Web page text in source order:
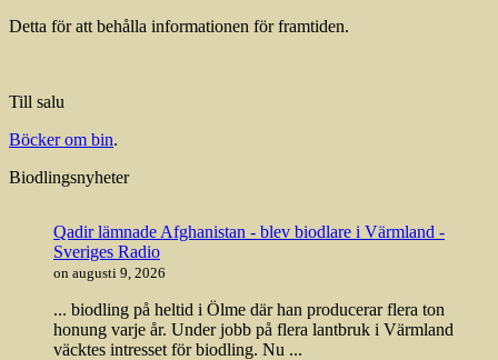
Detta för att behålla informationen för framtiden.
Till salu
Böcker om bin.
Biodlingsnyheter
Qadir lämnade Afghanistan - blev biodlare i Värmland -
Sveriges Radio
on augusti 9, 2026
... biodling på heltid i Ölme där han producerar flera ton
honung varje år. Under jobb på flera lantbruk i Värmland
väcktes intresset för biodling. Nu ...